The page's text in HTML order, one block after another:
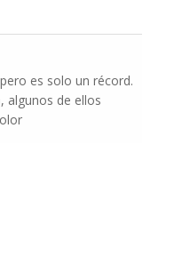
es solo un récord.
algunos de ellos